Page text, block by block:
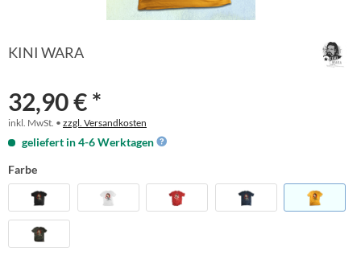
KINI WARA
32,90 € *
inkl. MwSt. • zzgl. Versandkosten
geliefert in 4-6 Werktagen
Farbe